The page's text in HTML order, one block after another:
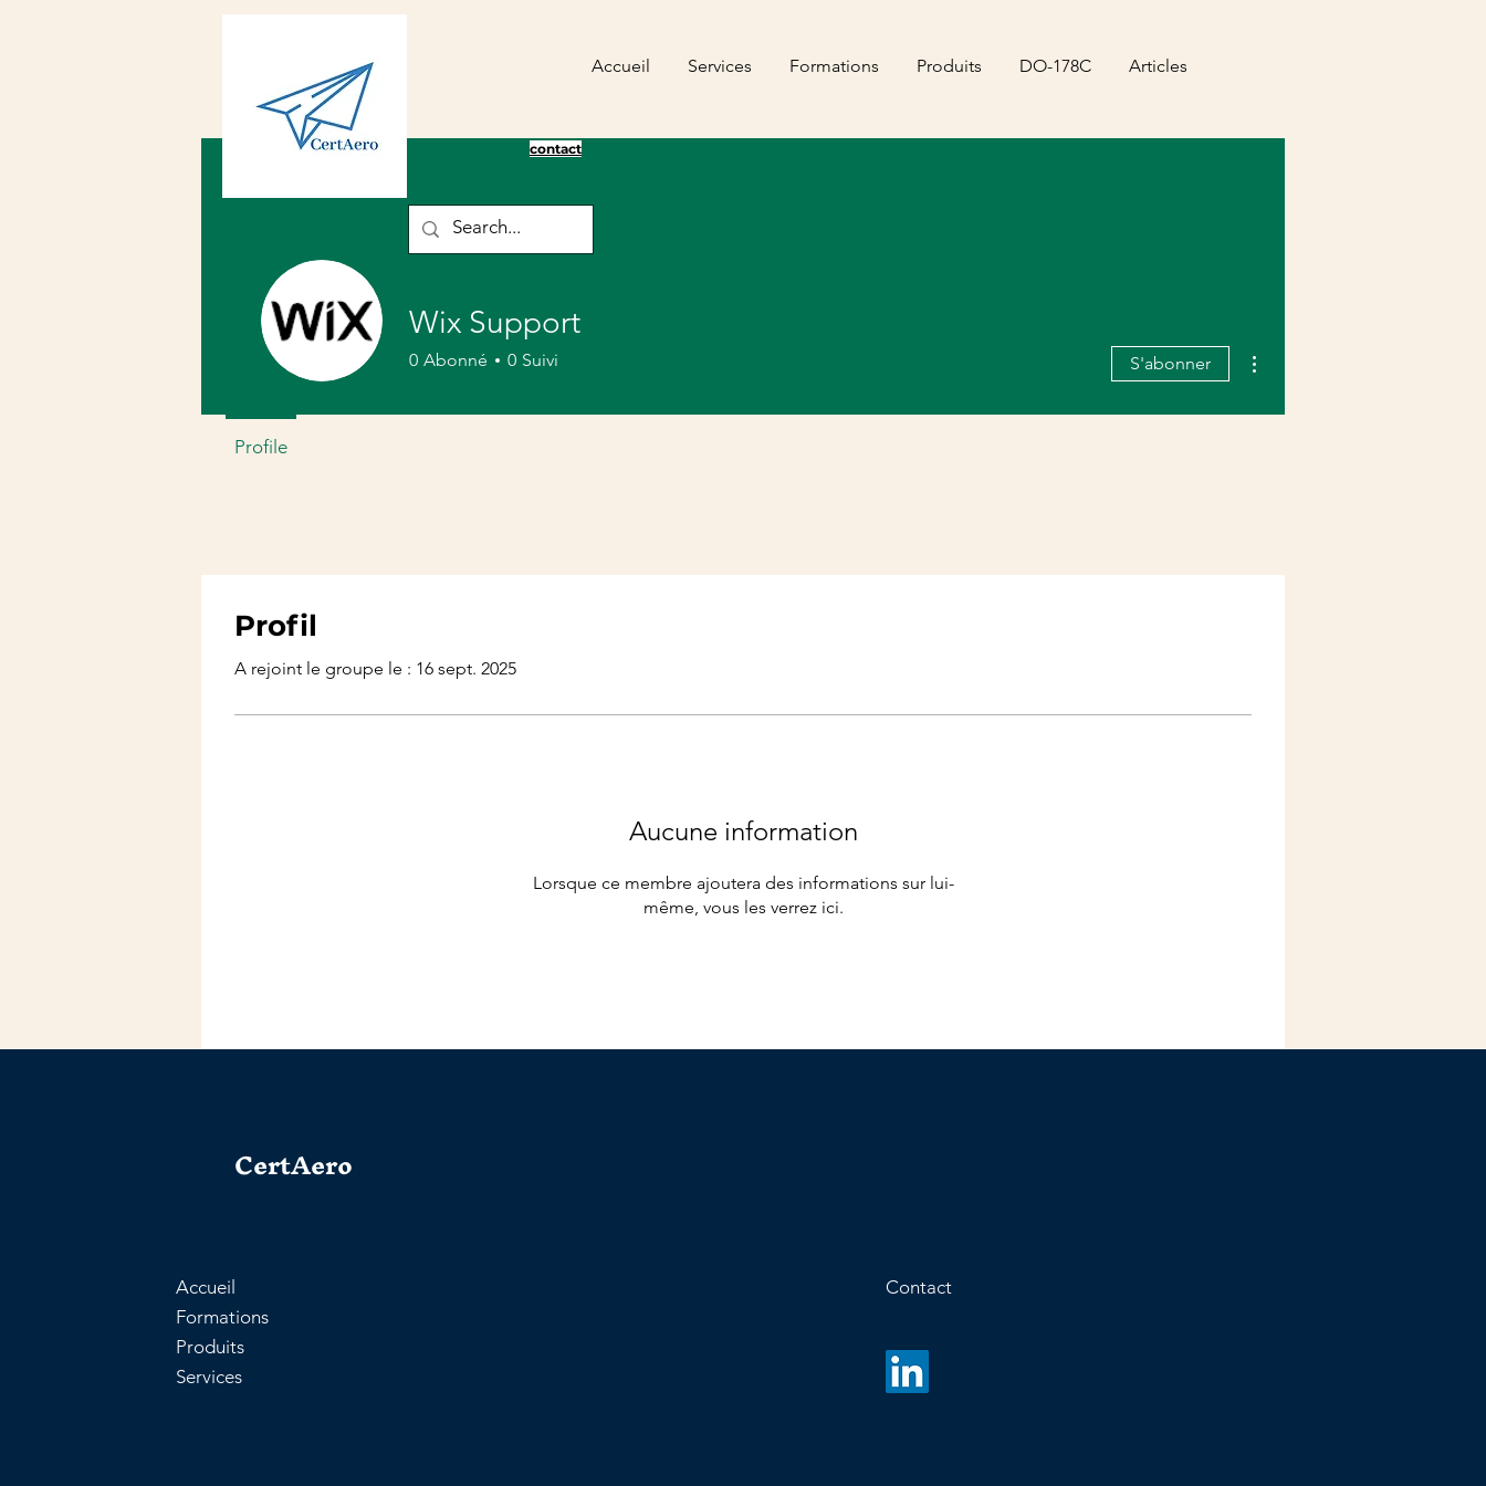
Accueil Services Formations Produits DO-178C Articles
contact
Profil
A rejoint le groupe le : 16 sept. 2025
Aucune information
Lorsque ce membre ajoutera des informations sur lui-
même, vous les verrez ici.
Wix Support
0 Abonné 0 Suivi S'abonner
Profile
CertAero
Accueil
Formations
Produits
Services
Contact